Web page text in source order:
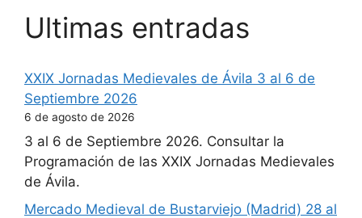
Ultimas entradas
XXIX Jornadas Medievales de Ávila 3 al 6 de
Septiembre 2026
6 de agosto de 2026
3 al 6 de Septiembre 2026. Consultar la
Programación de las XXIX Jornadas Medievales
de Ávila.
Mercado Medieval de Bustarviejo (Madrid) 28 al